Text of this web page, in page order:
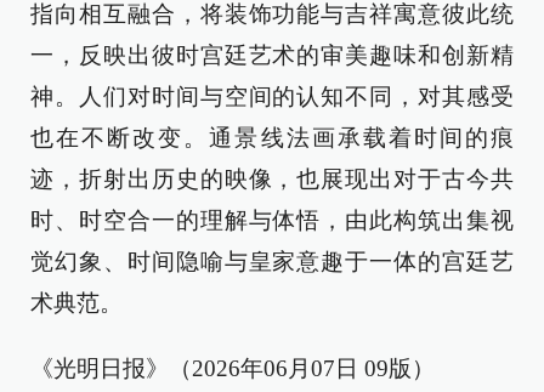
指向相互融合，将装饰功能与吉祥寓意彼此统
一，反映出彼时宫廷艺术的审美趣味和创新精
神。人们对时间与空间的认知不同，对其感受
也在不断改变。通景线法画承载着时间的痕
迹，折射出历史的映像，也展现出对于古今共
时、时空合一的理解与体悟，由此构筑出集视
觉幻象、时间隐喻与皇家意趣于一体的宫廷艺
术典范。
《光明日报》（2026年06月07日 09版）